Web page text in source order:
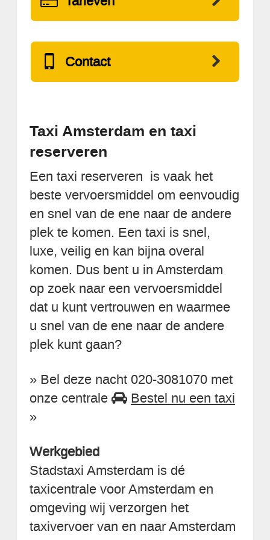
Contact
Taxi Amsterdam en taxi
reserveren
Een taxi reserveren is vaak het
beste vervoersmiddel om eenvoudig
en snel van de ene naar de andere
plek te komen. Een taxi is snel,
luxe, veilig en kan bijna overal
komen. Dus bent u in Amsterdam
op zoek naar een vervoersmiddel
dat u kunt vertrouwen en waarmee
u snel van de ene naar de andere
plek kunt gaan?
» Bel deze nacht 020-3081070 met
onze centrale
Bestel nu een taxi
»
Werkgebied
Stadstaxi Amsterdam is dé
taxicentrale voor Amsterdam en
omgeving wij verzorgen het
taxivervoer van en naar Amsterdam